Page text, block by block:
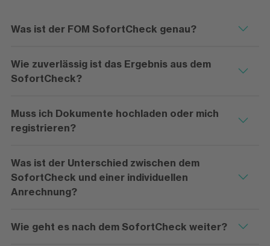
Was ist der FOM SofortCheck genau?
Wie zuverlässig ist das Ergebnis aus dem
SofortCheck?
Muss ich Dokumente hochladen oder mich
registrieren?
Was ist der Unterschied zwischen dem
SofortCheck und einer individuellen
Anrechnung?
Wie geht es nach dem SofortCheck weiter?